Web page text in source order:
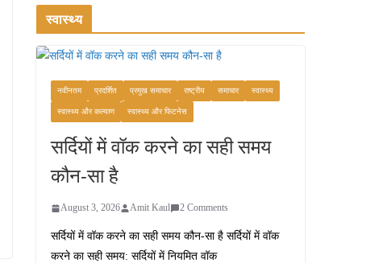
वजन घटाने के लिए 8 बेहतरीन
वॉकिंग एक्सरसाइज: 1 महीने में
पाएं 3-4 किलो कम वजन
July 31, 2026 1 Comment
रामेश्वरम यात्रा गाइड: पवित्र
July 30, 2026
खाने के शौकीनों के लिए
स्वास्थ्य
नवीनतम प्रदर्शित प्रमुख समाचार राष्ट्रीय समाचार स्वास्थ्य
स्वास्थ्य और कल्याण स्वास्थ्य और फिटनेस
सर्दियों में वॉक करने का सही समय
कौन-सा है
August 3, 2026 Amit Kaul 2 Comments
सर्दियों में वॉक करने का सही समय कौन-सा है सर्दियों में वॉक
करने का सही समय: सर्दियों में नियमित वॉक